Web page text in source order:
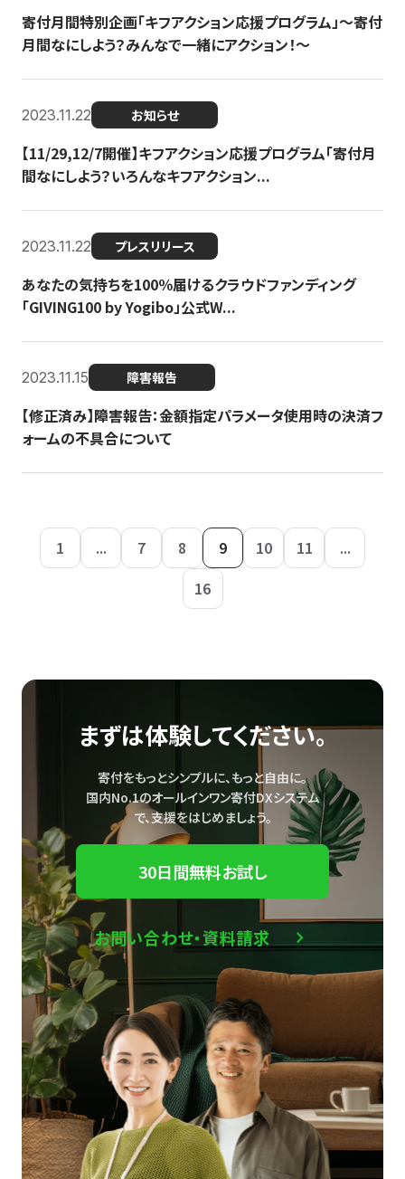
寄付月間特別企画「キフアクション応援プログラム」〜寄付
月間なにしよう？みんなで一緒にアクション！〜
2023.11.22 お知らせ
【11/29,12/7開催】キフアクション応援プログラム「寄付月
間なにしよう？いろんなキフアクション...
2023.11.22 プレスリリース
あなたの気持ちを100％届けるクラウドファンディング
「GIVING100 by Yogibo」公式W...
2023.11.15 障害報告
【修正済み】障害報告：金額指定パラメータ使用時の決済フ
ォームの不具合について
1 ... 7 8 9 10 11
...
16
まずは体験してください。
寄付をもっとシンプルに、もっと自由に。
国内No.1のオールインワン寄付DXシステム
で、支援をはじめましょう。
30日間無料お試し
お問い合わせ・資料請求